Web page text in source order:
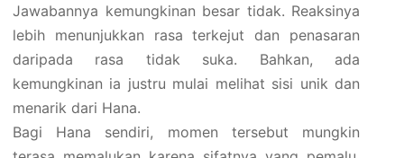
Jawabannya kemungkinan besar tidak. Reaksinya
lebih menunjukkan rasa terkejut dan penasaran
daripada rasa tidak suka. Bahkan, ada
kemungkinan ia justru mulai melihat sisi unik dan
menarik dari Hana.
Bagi Hana sendiri, momen tersebut mungkin